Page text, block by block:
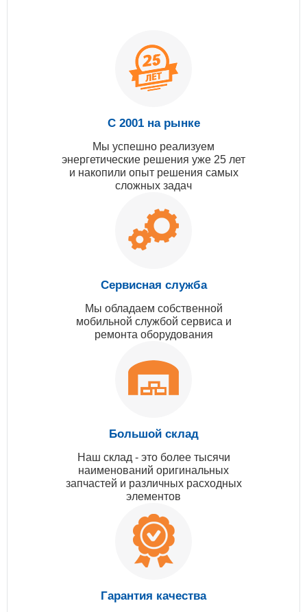
С 2001 на рынке
Мы успешно реализуем
энергетические решения уже 25 лет
и накопили опыт решения самых
сложных задач
Сервисная служба
Мы обладаем собственной
мобильной службой сервиса и
ремонта оборудования
Большой склад
Наш склад - это более тысячи
наименований оригинальных
запчастей и различных расходных
элементов
Гарантия качества